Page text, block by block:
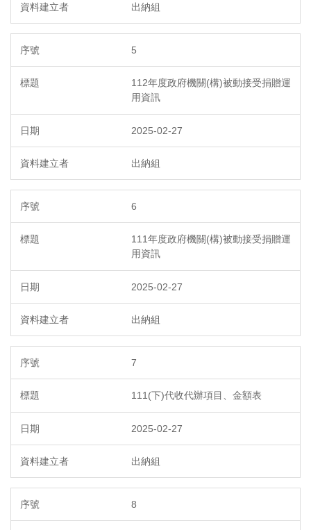
出納組
5
112年度政府機關(構)被動接受捐贈運
用資訊
2025-02-27
出納組
6
111年度政府機關(構)被動接受捐贈運
用資訊
2025-02-27
出納組
7
111(下)代收代辦項目、金額表
2025-02-27
出納組
8